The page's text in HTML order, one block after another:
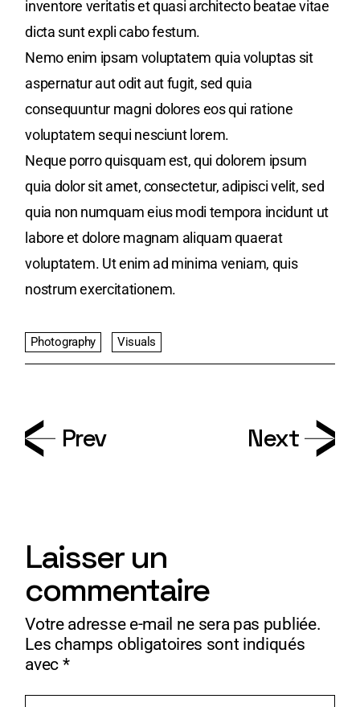
inventore veritatis et quasi architecto beatae vitae
dicta sunt expli cabo festum.
Nemo enim ipsam voluptatem quia voluptas sit
aspernatur aut odit aut fugit, sed quia
consequuntur magni dolores eos qui ratione
voluptatem sequi nesciunt lorem.
Neque porro quisquam est, qui dolorem ipsum
quia dolor sit amet, consectetur, adipisci velit, sed
quia non numquam eius modi tempora incidunt ut
labore et dolore magnam aliquam quaerat
voluptatem. Ut enim ad minima veniam, quis
nostrum exercitationem.
Photography Visuals
Prev Next
Laisser un
commentaire
Votre adresse e-mail ne sera pas publiée.
Les champs obligatoires sont indiqués
avec *